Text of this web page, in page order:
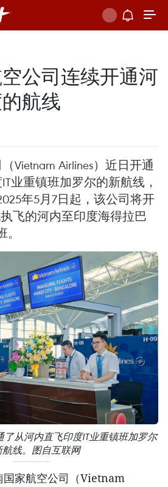
公司连续开通河
航线
Vietnam Airlines）近日开通
业重镇班加罗尔的新航线，
年5月7日起，该公司将开
飞的河内至印度海得拉巴
从河内直飞印度IT业重镇班加罗尔
航线。图自互联网
家航空公司（Vietnam